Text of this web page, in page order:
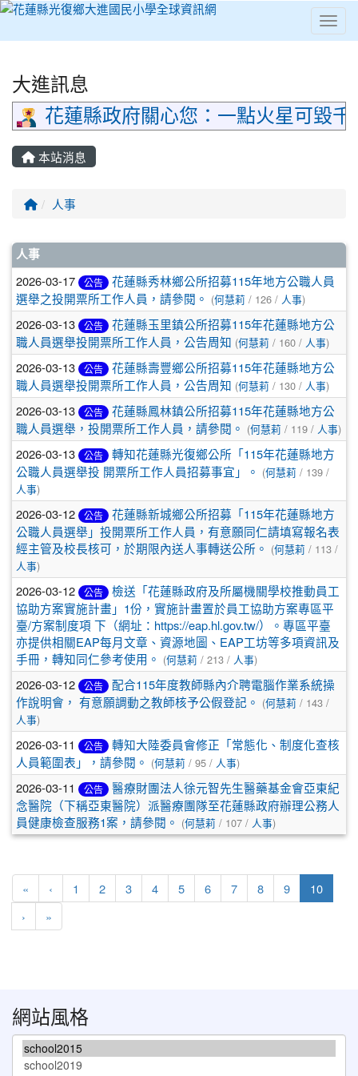
⏸
大進訊息
花蓮縣政府關心您：一點火星可毀
本站消息
回首頁
人事
文章列表
人事
2026-03-17 公告
花蓮縣秀林鄉公所招募115年地方公職人員
選舉之投開票所工作人員，請參閱。 (何慧莉 / 126 / 人事)
2026-03-13 公告
花蓮縣玉里鎮公所招募115年花蓮縣地方公
職人員選舉投開票所工作人員，公告周知 (何慧莉 / 160 / 人事)
2026-03-13 公告
花蓮縣壽豐鄉公所招募115年花蓮縣地方公
職人員選舉投開票所工作人員，公告周知 (何慧莉 / 130 / 人事)
2026-03-13 公告
花蓮縣鳳林鎮公所招募115年花蓮縣地方公
職人員選舉，投開票所工作人員，請參閱。 (何慧莉 / 119 / 人事)
2026-03-13 公告
轉知花蓮縣光復鄉公所「115年花蓮縣地方
公職人員選舉投 開票所工作人員招募事宜」。 (何慧莉 / 139 /
人事)
2026-03-12 公告
花蓮縣新城鄉公所招募「115年花蓮縣地方
公職人員選舉」投開票所工作人員，有意願同仁請填寫報名表
經主管及校長核可，於期限內送人事轉送公所。 (何慧莉 / 113 /
人事)
2026-03-12 公告
檢送「花蓮縣政府及所屬機關學校推動員工
協助方案實施計畫」1份，實施計畫置於員工協助方案專區平
臺/方案制度項 下（網址：https://eap.hl.gov.tw/）。專區平臺
亦提供相關EAP每月文章、資源地圖、EAP工坊等多項資訊及
手冊，轉知同仁參考使用。 (何慧莉 / 213 / 人事)
2026-03-12 公告
配合115年度教師縣內介聘電腦作業系統操
作說明會， 有意願調動之教師核予公假登記。 (何慧莉 / 143 /
人事)
2026-03-11 公告
轉知大陸委員會修正「常態化、制度化查核
人員範圍表」，請參閱。 (何慧莉 / 95 / 人事)
2026-03-11 公告
醫療財團法人徐元智先生醫藥基金會亞東紀
念醫院（下稱亞東醫院）派醫療團隊至花蓮縣政府辦理公務人
員健康檢查服務1案，請參閱。 (何慧莉 / 107 / 人事)
« 第一頁
‹ 上一頁
1 2 3 4 5 6 7 8 9 10(目前
› 下一頁
»
網站風格